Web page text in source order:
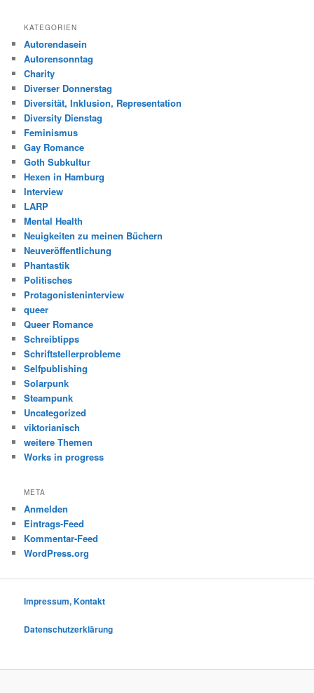
KATEGORIEN
Autorendasein
Autorensonntag
Charity
Diverser Donnerstag
Diversität, Inklusion, Representation
Diversity Dienstag
Feminismus
Gay Romance
Goth Subkultur
Hexen in Hamburg
Interview
LARP
Mental Health
Neuigkeiten zu meinen Büchern
Neuveröffentlichung
Phantastik
Politisches
Protagonisteninterview
queer
Queer Romance
Schreibtipps
Schriftstellerprobleme
Selfpublishing
Solarpunk
Steampunk
Uncategorized
viktorianisch
weitere Themen
Works in progress
META
Anmelden
Eintrags-Feed
Kommentar-Feed
WordPress.org
Impressum, Kontakt
Datenschutzerklärung